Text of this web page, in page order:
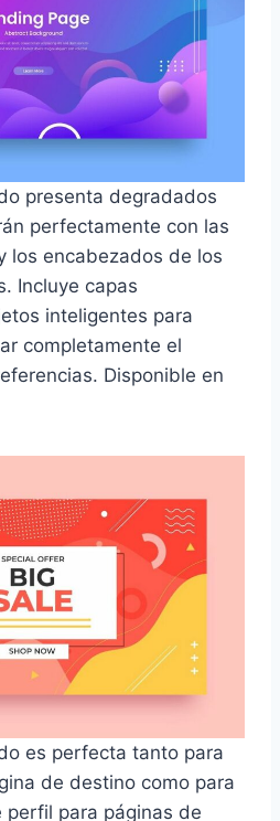
presenta degradados
perfectamente con las
los encabezados de los
Incluye capas
inteligentes para
completamente el
Disponible en
es perfecta tanto para
de destino como para
para páginas de